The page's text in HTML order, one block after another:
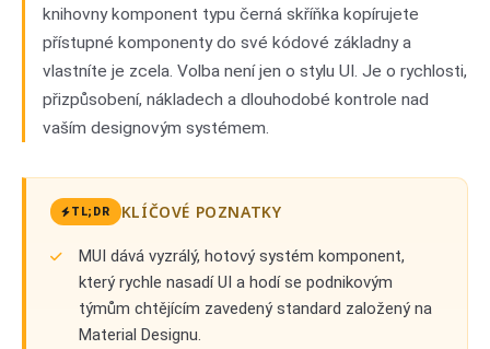
knihovny komponent typu černá skříňka kopírujete
přístupné komponenty do své kódové základny a
vlastníte je zcela. Volba není jen o stylu UI. Je o rychlosti,
přizpůsobení, nákladech a dlouhodobé kontrole nad
vaším designovým systémem.
TL;DR KLÍČOVÉ POZNATKY
MUI dává vyzrálý, hotový systém komponent,
který rychle nasadí UI a hodí se podnikovým
týmům chtějícím zavedený standard založený na
Material Designu.